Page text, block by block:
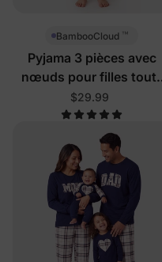
BambooCloud ™
Pyjama 3 pièces avec
nœuds pour filles tout-
petits/enfants
$29.99